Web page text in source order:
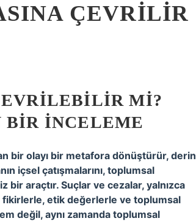
ÇEVRILIR
MI?
BIR İNCELEME
bir olayı bir metafora dönüştürür, derin
içsel çatışmalarını, toplumsal
bir araçtır. Suçlar ve cezalar, yalnızca
fikirlerle, etik değerlerle ve toplumsal
değil, aynı zamanda toplumsal